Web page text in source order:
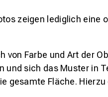
zeigen lediglich eine
Farbe und Art der
sich das Muster in
Fläche.